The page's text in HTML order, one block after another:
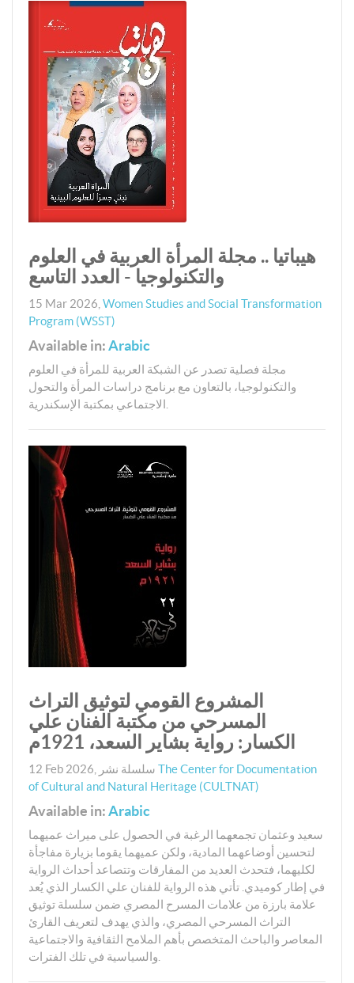
هيباتيا .. مجلة المرأة العربية في العلوم
والتكنولوجيا - العدد التاسع
15 Mar 2026 Women Studies and Social Transformation
Program (WSST)
Available in:Arabic
مجلة فصلية تصدر عن الشبكة العربية للمرأة في العلوم
والتكنولوجيا، بالتعاون مع برنامج دراسات المرأة والتحول
المشروع القومي لتوثيق التراث
المسرحي من مكتبة الفنان علي
الكسار: رواية بشاير السعد، 1921م
12 Feb 2026 سلسلة نشر The Center for Documentation
of Cultural and Natural Heritage (CULTNAT)
Available in:Arabic
سعيد وعثمان تجمعهما الرغبة في الحصول على ميراث عميهما
لتحسين أوضاعهما المادية، ولكن عميهما يقوما بزيارة مفاجأة
لكليهما، فتحدث العديد من المفارقات وتتصاعد أحداث الرواية
في إطار كوميدي. تأتي هذه الرواية للفنان علي الكسار الذي يُعد
علامة بارزة من علامات المسرح المصري ضمن سلسلة توثيق
التراث المسرحي المصري، والذي يهدف لتعريف القارئ
المعاصر والباحث المتخصص بأهم الملامح الثقافية والاجتماعية